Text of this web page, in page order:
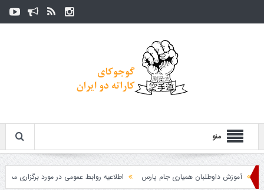
منو
آموزش داوطلبان همیاری جام پارس اطلاعیه روابط عمومی در مورد برگزاری مسابقات